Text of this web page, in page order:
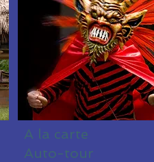
A la carte
Auto-tour